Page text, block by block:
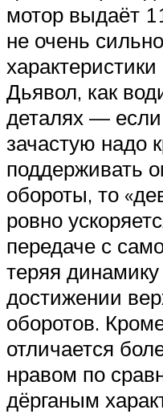
мотор выдаёт
не очень
Дьявол, как
деталях — если
зачастую надо
поддерживать
обороты, то
ровно
передаче с
теряя
достижении
оборотов.
отличается
нравом по
дёрганым